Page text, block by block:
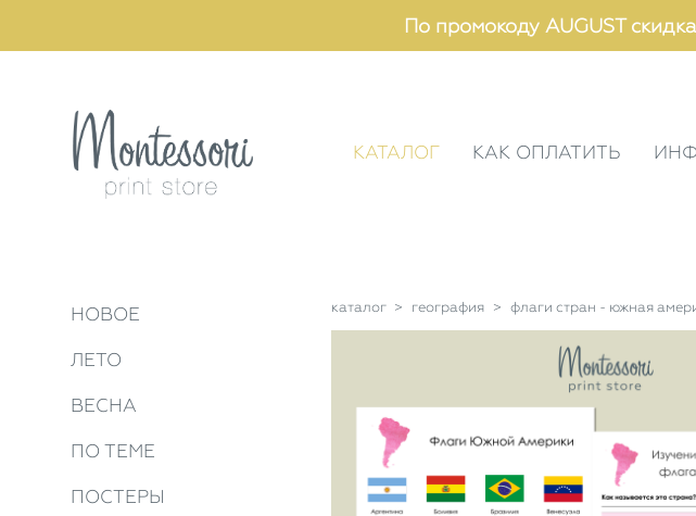
По промокоду AUGUST
КАТАЛОГ КАК ОПЛАТИТЬ
НОВОЕ
ЛЕТО
ВЕСНА
ПО ТЕМЕ
ПОСТЕРЫ
каталог > география > флаги стран - южная